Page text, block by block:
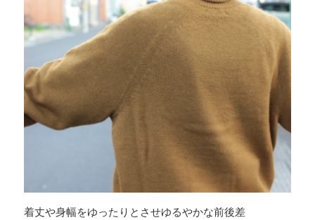
着丈や身幅をゆったりとさせゆるやかな前後差